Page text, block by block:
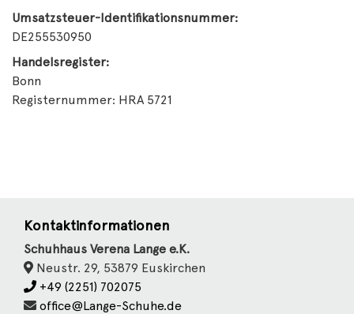
Umsatzsteuer-Identifikationsnummer:
DE255530950
Handelsregister:
Bonn
Registernummer: HRA 5721
Kontaktinformationen
Schuhhaus Verena Lange e.K.
Neustr. 29, 53879 Euskirchen
+49 (2251) 702075
office@Lange-Schuhe.de